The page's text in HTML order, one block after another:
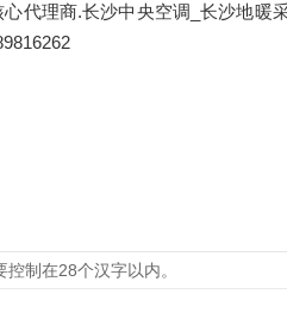
代理商.长沙中央空调_长沙地暖
制在28个汉字以内。